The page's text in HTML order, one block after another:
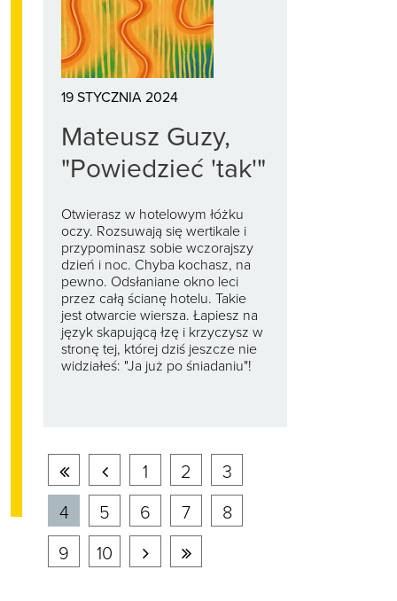
19 STYCZNIA 2024
Mateusz Guzy,
"Powiedzieć 'tak'"
Otwierasz w hotelowym łóżku
oczy. Rozsuwają się wertikale i
przypominasz sobie wczorajszy
dzień i noc. Chyba kochasz, na
pewno. Odsłaniane okno leci
przez całą ścianę hotelu. Takie
jest otwarcie wiersza. Łapiesz na
język skapującą łzę i krzyczysz w
stronę tej, której dziś jeszcze nie
widziałeś: "Ja już po śniadaniu"!
Pierwsza
strona
Poprzednia
strona
1 2
3
4
5 6 7
8
9
10
NastępnaOstatnia